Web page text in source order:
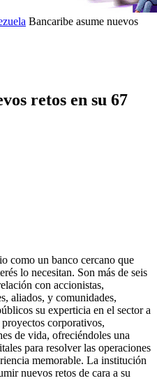
Bancaribe asume nuevos
retos en su 67
como un banco cercano que
lo necesitan. Son más de seis
con accionistas,
aliados, y comunidades,
su experticia en el sector a
corporativos,
de vida, ofreciéndoles una
para resolver las operaciones
memorable. La institución
nuevos retos de cara a su